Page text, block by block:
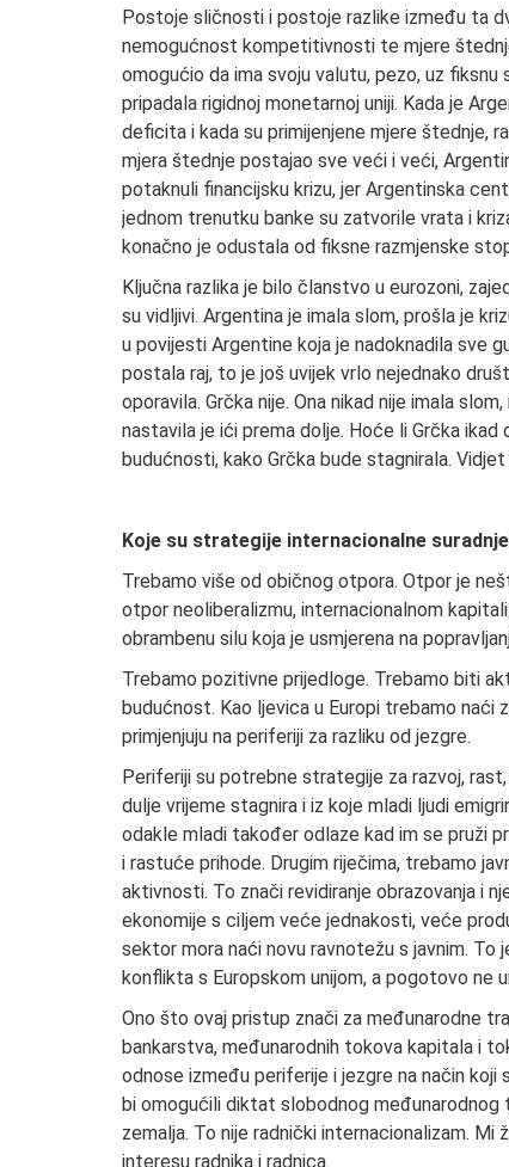
Postoje sličnosti i postoje razlike između ta
nemogućnost kompetitivnosti te mjere
omogućio da ima svoju valutu, pezo, uz
pripadala rigidnoj monetarnoj uniji. Kada je
deficita i kada su primijenjene mjere štednje,
mjera štednje postajao sve veći i veći,
potaknuli financijsku krizu, jer Argentinska
jednom trenutku banke su zatvorile vrata i
konačno je odustala od fiksne razmjenske
Ključna razlika je bilo članstvo u eurozoni,
su vidljivi. Argentina je imala slom, prošla je
u povijesti Argentine koja je nadoknadila sve
postala raj, to je još uvijek vrlo nejednako
oporavila. Grčka nije. Ona nikad nije imala
nastavila je ići prema dolje. Hoće li Grčka
budućnosti, kako Grčka bude stagnirala.
Koje su strategije internacionalne
Trebamo više od običnog otpora. Otpor je
otpor neoliberalizmu, internacionalnom
obrambenu silu koja je usmjerena na
Trebamo pozitivne prijedloge. Trebamo biti
budućnost. Kao ljevica u Europi trebamo
primjenjuju na periferiji za razliku od jezgre.
Periferiji su potrebne strategije za razvoj,
dulje vrijeme stagnira i iz koje mladi ljudi
odakle mladi također odlaze kad im se pruži
i rastuće prihode. Drugim riječima, trebamo
aktivnosti. To znači revidiranje obrazovanja i
ekonomije s ciljem veće jednakosti, veće
sektor mora naći novu ravnotežu s javnim.
konflikta s Europskom unijom, a pogotovo ne
Ono što ovaj pristup znači za međunarodne
bankarstva, međunarodnih tokova kapitala i
odnose između periferije i jezgre na način
bi omogućili diktat slobodnog
zemalja. To nije radnički internacionalizam.
interesu radnika i radnica.